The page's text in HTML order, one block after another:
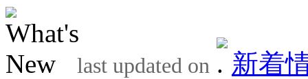
last updated on
新着